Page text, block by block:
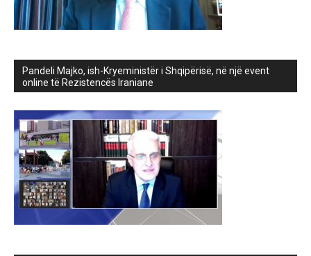
Pandeli Majko, ish-Kryeministër i Shqipërisë, në një event
online të Rezistencës Iraniane